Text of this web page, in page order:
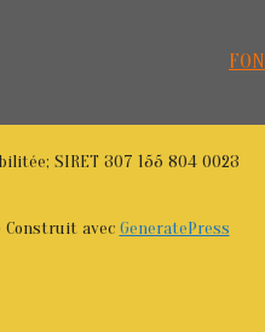
SIRET 307 155 804 0023
Construit avec GeneratePress